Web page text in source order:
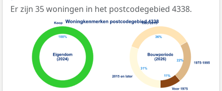
Er zijn 35 woningen in het postcodegebied 4338.